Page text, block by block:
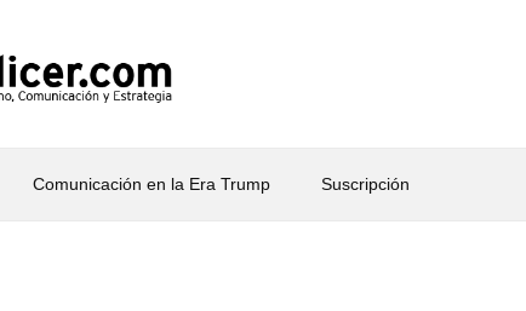
Comunicación en la Era Trump Suscripción